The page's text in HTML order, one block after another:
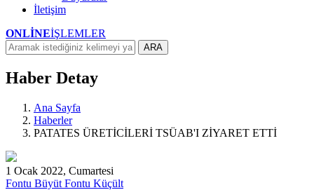
İletişim
ONLİNEİŞLEMLER
ARA
Haber Detay
Ana Sayfa
Haberler
PATATES ÜRETİCİLERİ TSÜAB'I ZİYARET ETTİ
1 Ocak 2022, Cumartesi
Fontu Büyüt Fontu Küçült